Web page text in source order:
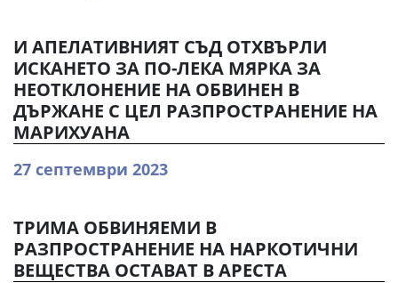
И АПЕЛАТИВНИЯТ СЪД ОТХВЪРЛИ
ИСКАНЕТО ЗА ПО-ЛЕКА МЯРКА ЗА
НЕОТКЛОНЕНИЕ НА ОБВИНЕН В
ДЪРЖАНЕ С ЦЕЛ РАЗПРОСТРАНЕНИЕ НА
МАРИХУАНА
27 септември 2023
ТРИМА ОБВИНЯЕМИ В
РАЗПРОСТРАНЕНИЕ НА НАРКОТИЧНИ
ВЕЩЕСТВА ОСТАВАТ В АРЕСТА